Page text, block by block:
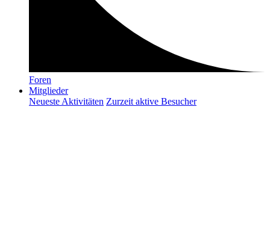
Foren
Mitglieder
Neueste Aktivitäten Zurzeit aktive Besucher